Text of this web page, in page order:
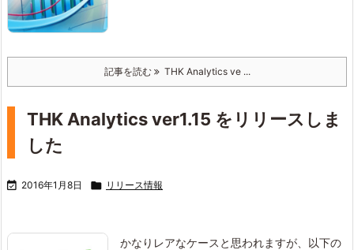
記事を読む THK Analytics ve ...
THK Analytics ver1.15 をリリースしま
した
 2016年1月8日  リリース情報
かなりレアなケースと思われますが、以下の